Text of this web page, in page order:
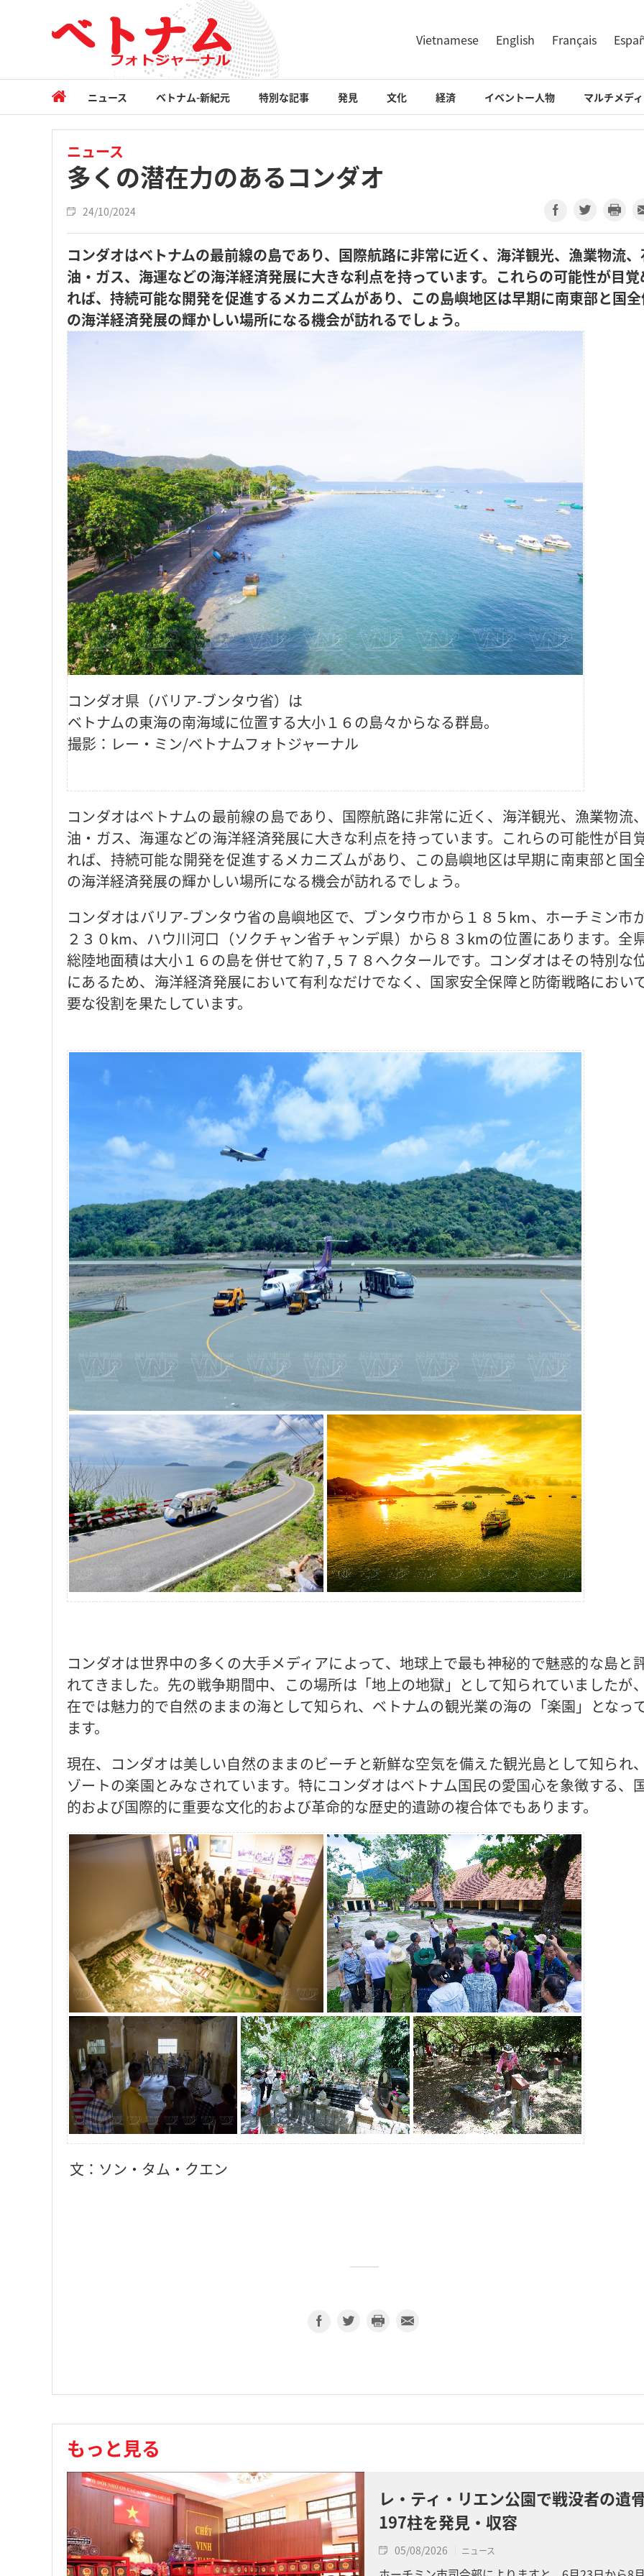
Vietnamese English Français
ニュース ベトナム-新紀元 特別な記事 発見 文化 経済 イベントー人物 マルチメデ
ニュース
多くの潜在力のあるコンダオ
24/10/2024
コンダオはベトナムの最前線の島であり、国際航路に非常に近く、海洋観光、漁業物流
油・ガス、海運などの海洋経済発展に大きな利点を持っています。これらの可能性が目覚
れば、持続可能な開発を促進するメカニズムがあり、この島嶼地区は早期に南東部と国
の海洋経済発展の輝かしい場所になる機会が訪れるでしょう。
コンダオ県（バリア-ブンタウ省）は
ベトナムの東海の南海域に位置する大小１６の島々からなる群島。
撮影：レー・ミン/ベトナムフォトジャーナル
コンダオはベトナムの最前線の島であり、国際航路に非常に近く、海洋観光、漁業物流
油・ガス、海運などの海洋経済発展に大きな利点を持っています。これらの可能性が目
れば、持続可能な開発を促進するメカニズムがあり、この島嶼地区は早期に南東部と国
の海洋経済発展の輝かしい場所になる機会が訪れるでしょう。
コンダオはバリア-ブンタウ省の島嶼地区で、ブンタウ市から１８５km、ホーチミン市
２３０km、ハウ川河口（ソクチャン省チャンデ県）から８３kmの位置にあります。全
総陸地面積は大小１６の島を併せて約７,５７８ヘクタールです。コンダオはその特別な
にあるため、海洋経済発展において有利なだけでなく、国家安全保障と防衛戦略におい
要な役割を果たしています。
コンダオは世界中の多くの大手メディアによって、地球上で最も神秘的で魅惑的な島と
れてきました。先の戦争期間中、この場所は「地上の地獄」として知られていましたが
在では魅力的で自然のままの海として知られ、ベトナムの観光業の海の「楽園」となっ
ます。
現在、コンダオは美しい自然のままのビーチと新鮮な空気を備えた観光島として知られ
ゾートの楽園とみなされています。特にコンダオはベトナム国民の愛国心を象徴する、
的および国際的に重要な文化的および革命的な歴史的遺跡の複合体でもあります。
文：ソン・タム・クエン
もっと見る
レ・ティ・リエン公園で戦没者の遺
197柱を発見・収容
05/08/2026 ニュース